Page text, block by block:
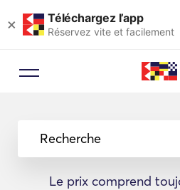
× Téléchargez l’app
Réservez vite et facilement
Recherche
Le prix comprend